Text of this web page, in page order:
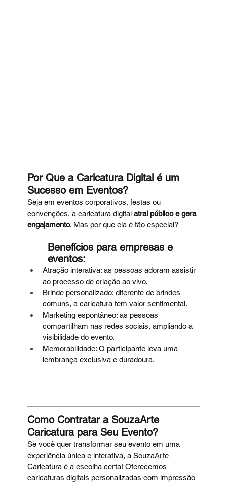
Por Que a Caricatura Digital é um
Sucesso em Eventos?
Seja em eventos corporativos, festas ou
convenções, a caricatura digital atrai público e gera
engajamento. Mas por que ela é tão especial?
Benefícios para empresas e
eventos:
Atração interativa: as pessoas adoram assistir
ao processo de criação ao vivo.
Brinde personalizado: diferente de brindes
comuns, a caricatura tem valor sentimental.
Marketing espontâneo: as pessoas
compartilham nas redes sociais, ampliando a
visibilidade do evento.
Memorabilidade: O participante leva uma
lembrança exclusiva e duradoura.
Como Contratar a SouzaArte
Caricatura para Seu Evento?
Se você quer transformar seu evento em uma
experiência única e interativa, a SouzaArte
Caricatura é a escolha certa! Oferecemos
caricaturas digitais personalizadas com impressão